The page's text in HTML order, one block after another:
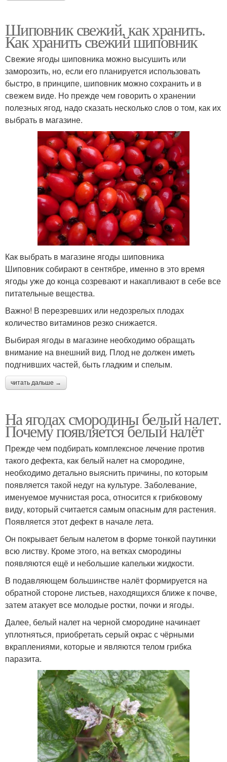
Шиповник свежий, как хранить.
Как хранить свежий шиповник
Свежие ягоды шиповника можно высушить или
заморозить, но, если его планируется использовать
быстро, в принципе, шиповник можно сохранить и в
свежем виде. Но прежде чем говорить о хранении
полезных ягод, надо сказать несколько слов о том, как их
выбрать в магазине.
Как выбрать в магазине ягоды шиповника
Шиповник собирают в сентябре, именно в это время
ягоды уже до конца созревают и накапливают в себе все
питательные вещества.
Важно! В перезревших или недозрелых плодах
количество витаминов резко снижается.
Выбирая ягоды в магазине необходимо обращать
внимание на внешний вид. Плод не должен иметь
подгнивших частей, быть гладким и спелым.
читать дальше →
На ягодах смородины белый налет.
Почему появляется белый налёт
Прежде чем подбирать комплексное лечение против
такого дефекта, как белый налет на смородине,
необходимо детально выяснить причины, по которым
появляется такой недуг на культуре. Заболевание,
именуемое мучнистая роса, относится к грибковому
виду, который считается самым опасным для растения.
Появляется этот дефект в начале лета.
Он покрывает белым налетом в форме тонкой паутинки
всю листву. Кроме этого, на ветках смородины
появляются ещё и небольшие капельки жидкости.
В подавляющем большинстве налёт формируется на
обратной стороне листьев, находящихся ближе к почве,
затем атакует все молодые ростки, почки и ягоды.
Далее, белый налет на черной смородине начинает
уплотняться, приобретать серый окрас с чёрными
вкраплениями, которые и являются телом грибка
паразита.